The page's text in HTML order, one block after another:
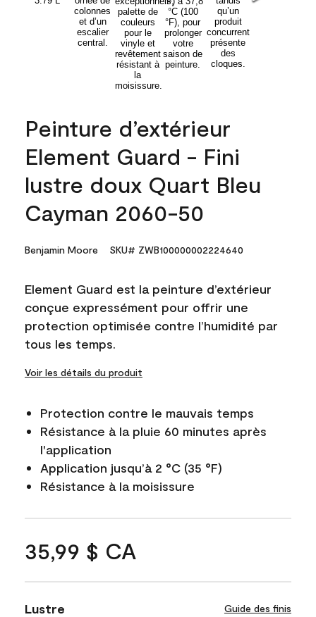
Peinture d’extérieur
Element Guard - Fini
lustre doux Quart Bleu
Cayman 2060-50
Benjamin Moore SKU# ZWB100000002224640
Element Guard est la peinture d’extérieur
conçue expressément pour offrir une
protection optimisée contre l’humidité par
tous les temps.
Voir les détails du produit
Protection contre le mauvais temps
Résistance à la pluie 60 minutes après
l'application
Application jusqu’à 2 °C (35 °F)
Résistance à la moisissure
35,99 $ CA
Lustre Guide des finis